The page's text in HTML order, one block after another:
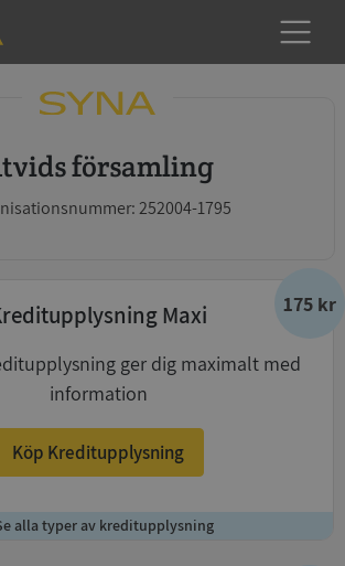
Åtvids församling
252004-1795
175 kr
Maxi
ger dig maximalt med
information
Köp Kreditupplysning
alla typer av kreditupplysning